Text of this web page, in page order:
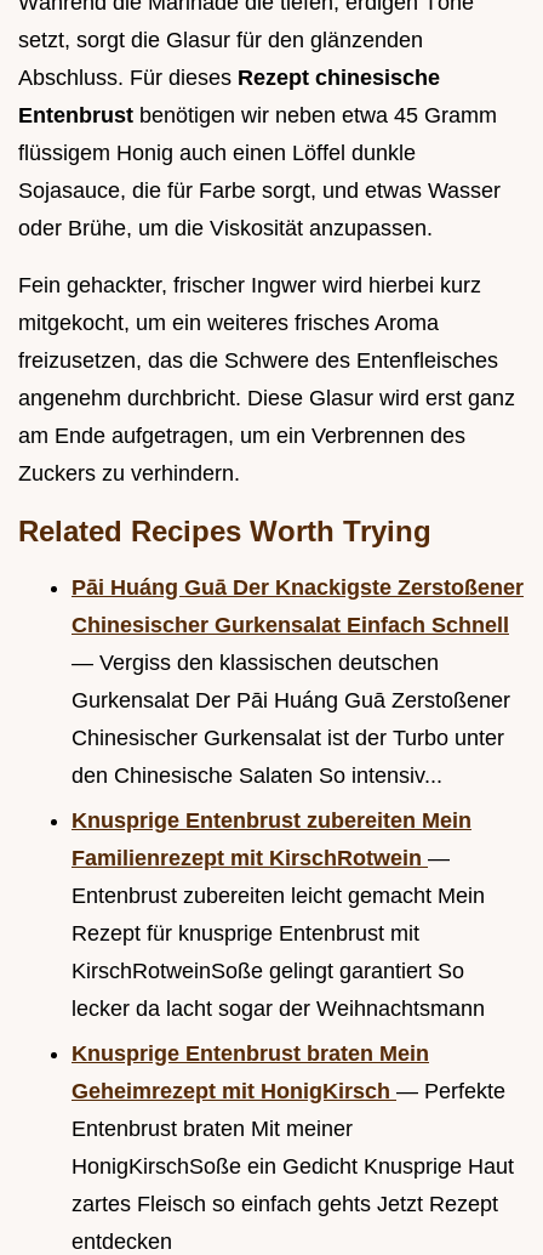
setzt, sorgt die Glasur für den glänzenden
Abschluss. Für dieses Rezept chinesische
Entenbrust benötigen wir neben etwa 45 Gramm
flüssigem Honig auch einen Löffel dunkle
Sojasauce, die für Farbe sorgt, und etwas Wasser
oder Brühe, um die Viskosität anzupassen.
Fein gehackter, frischer Ingwer wird hierbei kurz
mitgekocht, um ein weiteres frisches Aroma
freizusetzen, das die Schwere des Entenfleisches
angenehm durchbricht. Diese Glasur wird erst ganz
am Ende aufgetragen, um ein Verbrennen des
Zuckers zu verhindern.
Related Recipes Worth Trying
Pāi Huáng Guā Der Knackigste Zerstoßener
Chinesischer Gurkensalat Einfach Schnell
— Vergiss den klassischen deutschen
Gurkensalat Der Pāi Huáng Guā Zerstoßener
Chinesischer Gurkensalat ist der Turbo unter
den Chinesische Salaten So intensiv...
Knusprige Entenbrust zubereiten Mein
Familienrezept mit KirschRotwein —
Entenbrust zubereiten leicht gemacht Mein
Rezept für knusprige Entenbrust mit
KirschRotweinSoße gelingt garantiert So
lecker da lacht sogar der Weihnachtsmann
Knusprige Entenbrust braten Mein
Geheimrezept mit HonigKirsch — Perfekte
Entenbrust braten Mit meiner
HonigKirschSoße ein Gedicht Knusprige Haut
zartes Fleisch so einfach gehts Jetzt Rezept
entdecken